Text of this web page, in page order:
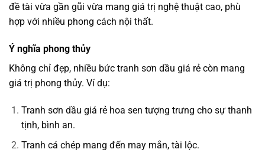
đề tài vừa gần gũi vừa mang giá trị nghệ thuật cao, phù
hợp với nhiều phong cách nội thất.
Ý nghĩa phong thủy
Không chỉ đẹp, nhiều bức tranh sơn dầu giá rẻ còn mang
giá trị phong thủy. Ví dụ:
Tranh sơn dầu giá rẻ hoa sen tượng trưng cho sự thanh
tịnh, bình an.
Tranh cá chép mang đến may mắn, tài lộc.